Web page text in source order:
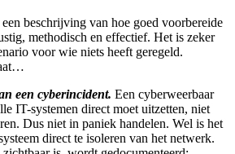
beschrijving van hoe goed voorbereide
methodisch en effectief. Het is zeker
voor wie niets heeft geregeld.
een cyberincident. Een cyberweerbaar
IT-systemen direct moet uitzetten, niet
Dus niet in paniek handelen. Wel is het
direct te isoleren van het netwerk.